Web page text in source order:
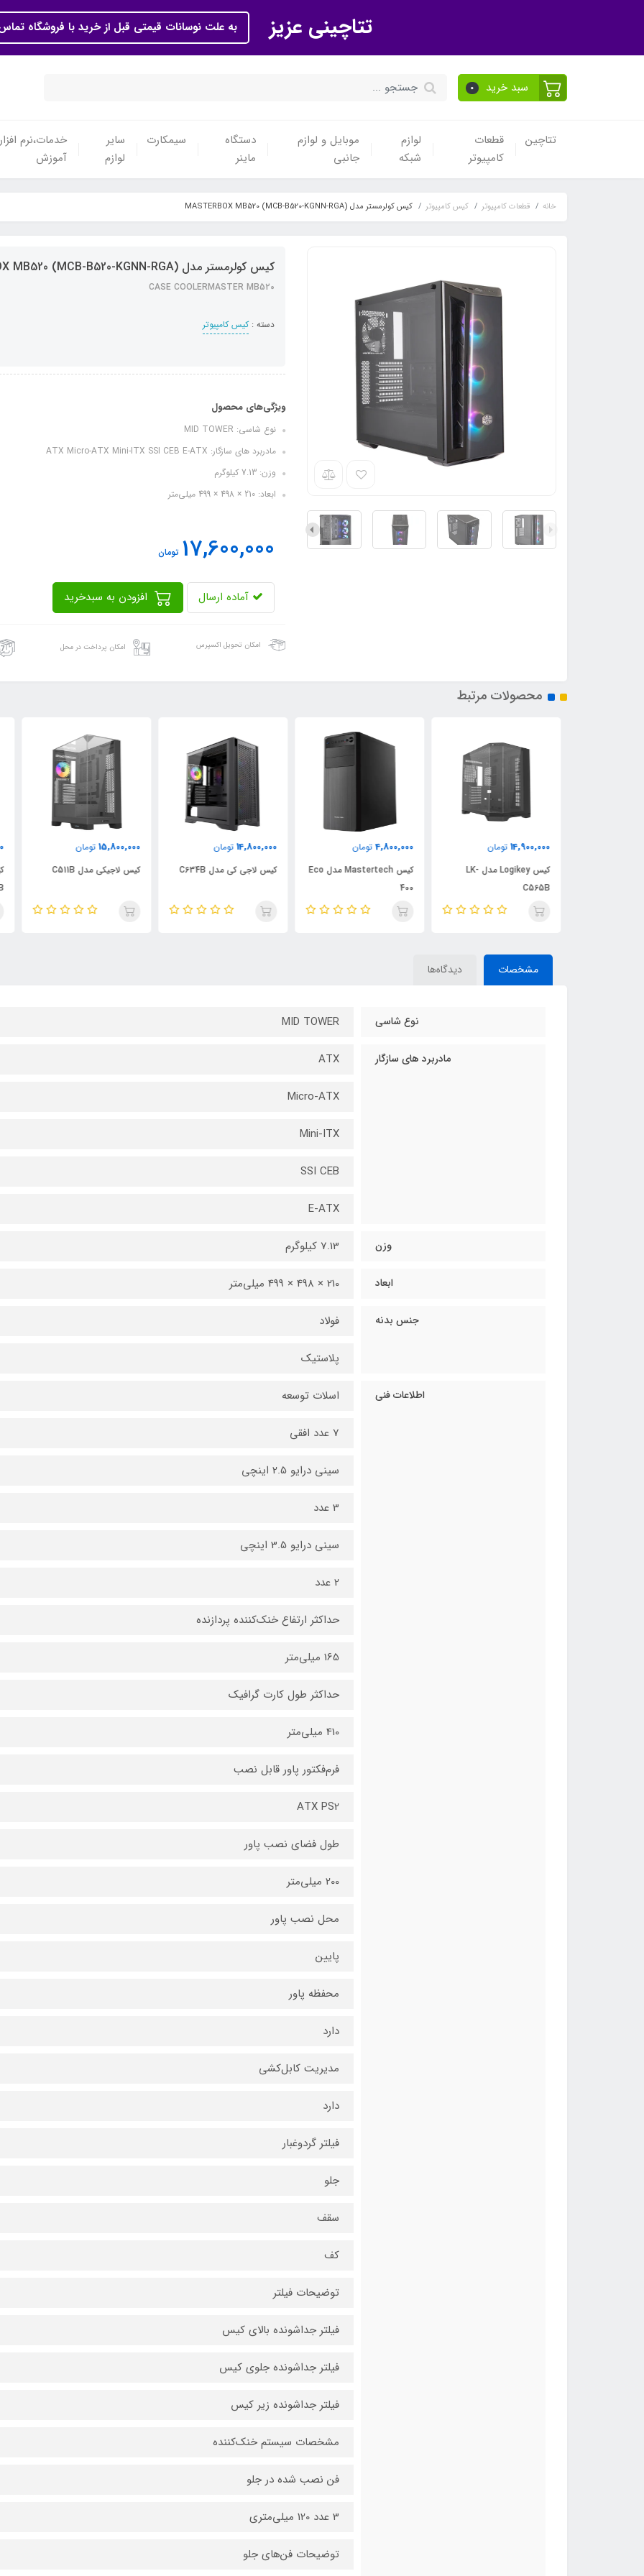
تتاچینی عزیز به علت نوسانات قیمتی قبل از خرید با فروشگاه
سبد خرید 0
تتاچین
قطعات
کامپیوتر
لوازم
شبکه
موبایل و لوازم
جانبی
دستگاه
ماینر
سیمکارت
سایر
لوازم
خدمات،نرم
آموزش
خانه قطعات کامپیوتر کیس کامپیوتر کیس کولرمستر مدل MASTERBOX MB520 (MCB-B520-KGNN-RGA)
کیس کولرمستر مدل MASTERBOX MB520 (MCB-B520-KGNN-RGA)
CASE COOLERMASTER MB520
دسته :کیس کامپیوتر
ویژگی‌های محصول
نوع شاسی: MID TOWER
مادربرد های سازگار: ATX Micro-ATX Mini-ITX SSI CEB E-ATX
وزن: 7.13 کیلوگرم
ابعاد: 210 × 498 × 499 میلی‌متر
17,600,000 تومان
آماده ارسال
امکان تحویل اکسپرس امکان پرداخت در محل
محصولات مرتبط
14,900,000 تومان
کیس Logikey مدل LK-
C565B
4,800,000 تومان
کیس Mastertech مدل Eco
400
14,800,000 تومان
کیس لاجی کی مدل C634B
15,800,000 تومان
کیس لاجیکی مدل C511B
مشخصات دیدگاه‌ها
نوع شاسی MID TOWER
مادربرد های سازگار ATX
Micro-ATX
Mini-ITX
SSI CEB
E-ATX
وزن 7.13 کیلوگرم
ابعاد 210 × 498 × 499 میلی‌متر
جنس بدنه فولاد
پلاستیک
اطلاعات فنی اسلات توسعه
7 عدد افقی
سینی درایو 2.5 اینچی
3 عدد
سینی درایو 3.5 اینچی
2 عدد
حداکثر ارتفاع خنک‌کننده پردازنده
165 میلی‌متر
حداکثر طول کارت گرافیک
410 میلی‌متر
فرم‌فکتور پاور قابل نصب
ATX PS2
طول فضای نصب پاور
200 میلی‌متر
محل نصب پاور
پایین
محفظه پاور
دارد
مدیریت کابل‌کشی
دارد
فیلتر گردوغبار
جلو
سقف
کف
توضیحات فیلتر
فیلتر جداشونده بالای کیس
فیلتر جداشونده جلوی کیس
فیلتر جداشونده زیر کیس
مشخصات سیستم خنک‌کننده
فن نصب شده در جلو
3 عدد 120 میلی‌متری
توضیحات فن‌های جلو